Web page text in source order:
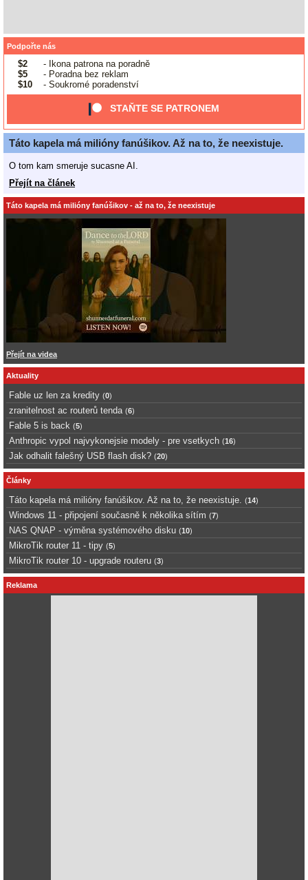
Podpořte nás
$2
- Ikona patrona na poradně
$5
- Poradna bez reklam
$10
- Soukromé poradenství
STAŇTE SE PATRONEM
Táto kapela má milióny fanúšikov. Až na to, že neexistuje.
O tom kam smeruje sucasne AI.
Přejít na článek
Táto kapela má milióny fanúšikov - až na to, že neexistuje
Přejít na videa
Aktuality
Fable uz len za kredity (0)
zranitelnost ac routerů tenda (6)
Fable 5 is back (5)
Anthropic vypol najvykonejsie modely - pre vsetkych (16)
Jak odhalit falešný USB flash disk? (20)
Články
Táto kapela má milióny fanúšikov. Až na to, že neexistuje. (14)
Windows 11 - připojení současně k několika sítím (7)
NAS QNAP - výměna systémového disku (10)
MikroTik router 11 - tipy (5)
MikroTik router 10 - upgrade routeru (3)
Reklama